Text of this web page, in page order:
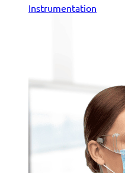
Instrumentation